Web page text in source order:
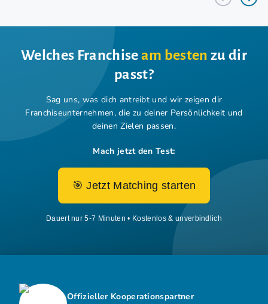
Welches Franchiseam besten zu dir
passt?
Sag uns, was dich antreibt und wir zeigen dir
Franchiseunternehmen, die zu deiner Persönlichkeit und
deinen Zielen passen.
Mach jetzt den Test:
🎯 Jetzt Matching starten
Dauert nur 5-7 Minuten • Kostenlos & unverbindlich
Offizieller Kooperationspartner